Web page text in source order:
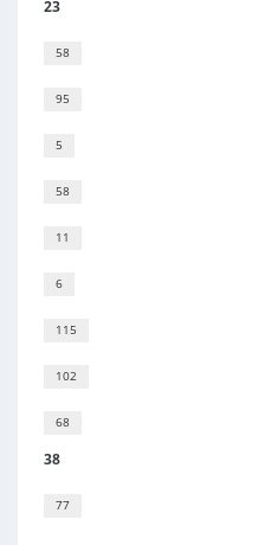
23
58
95
5
58
11
6
115
102
68
38
77